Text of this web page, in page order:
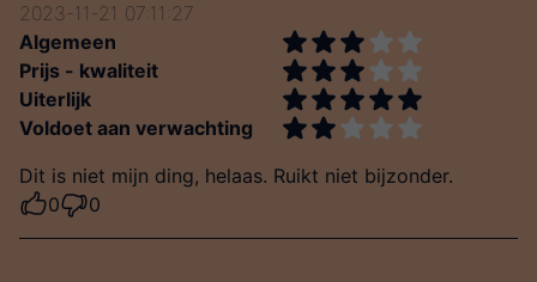
2023-11-21 07:11:27
Algemeen
Prijs - kwaliteit
Uiterlijk
Voldoet aan verwachting
Dit is niet mijn ding, helaas. Ruikt niet bijzonder.
0
0